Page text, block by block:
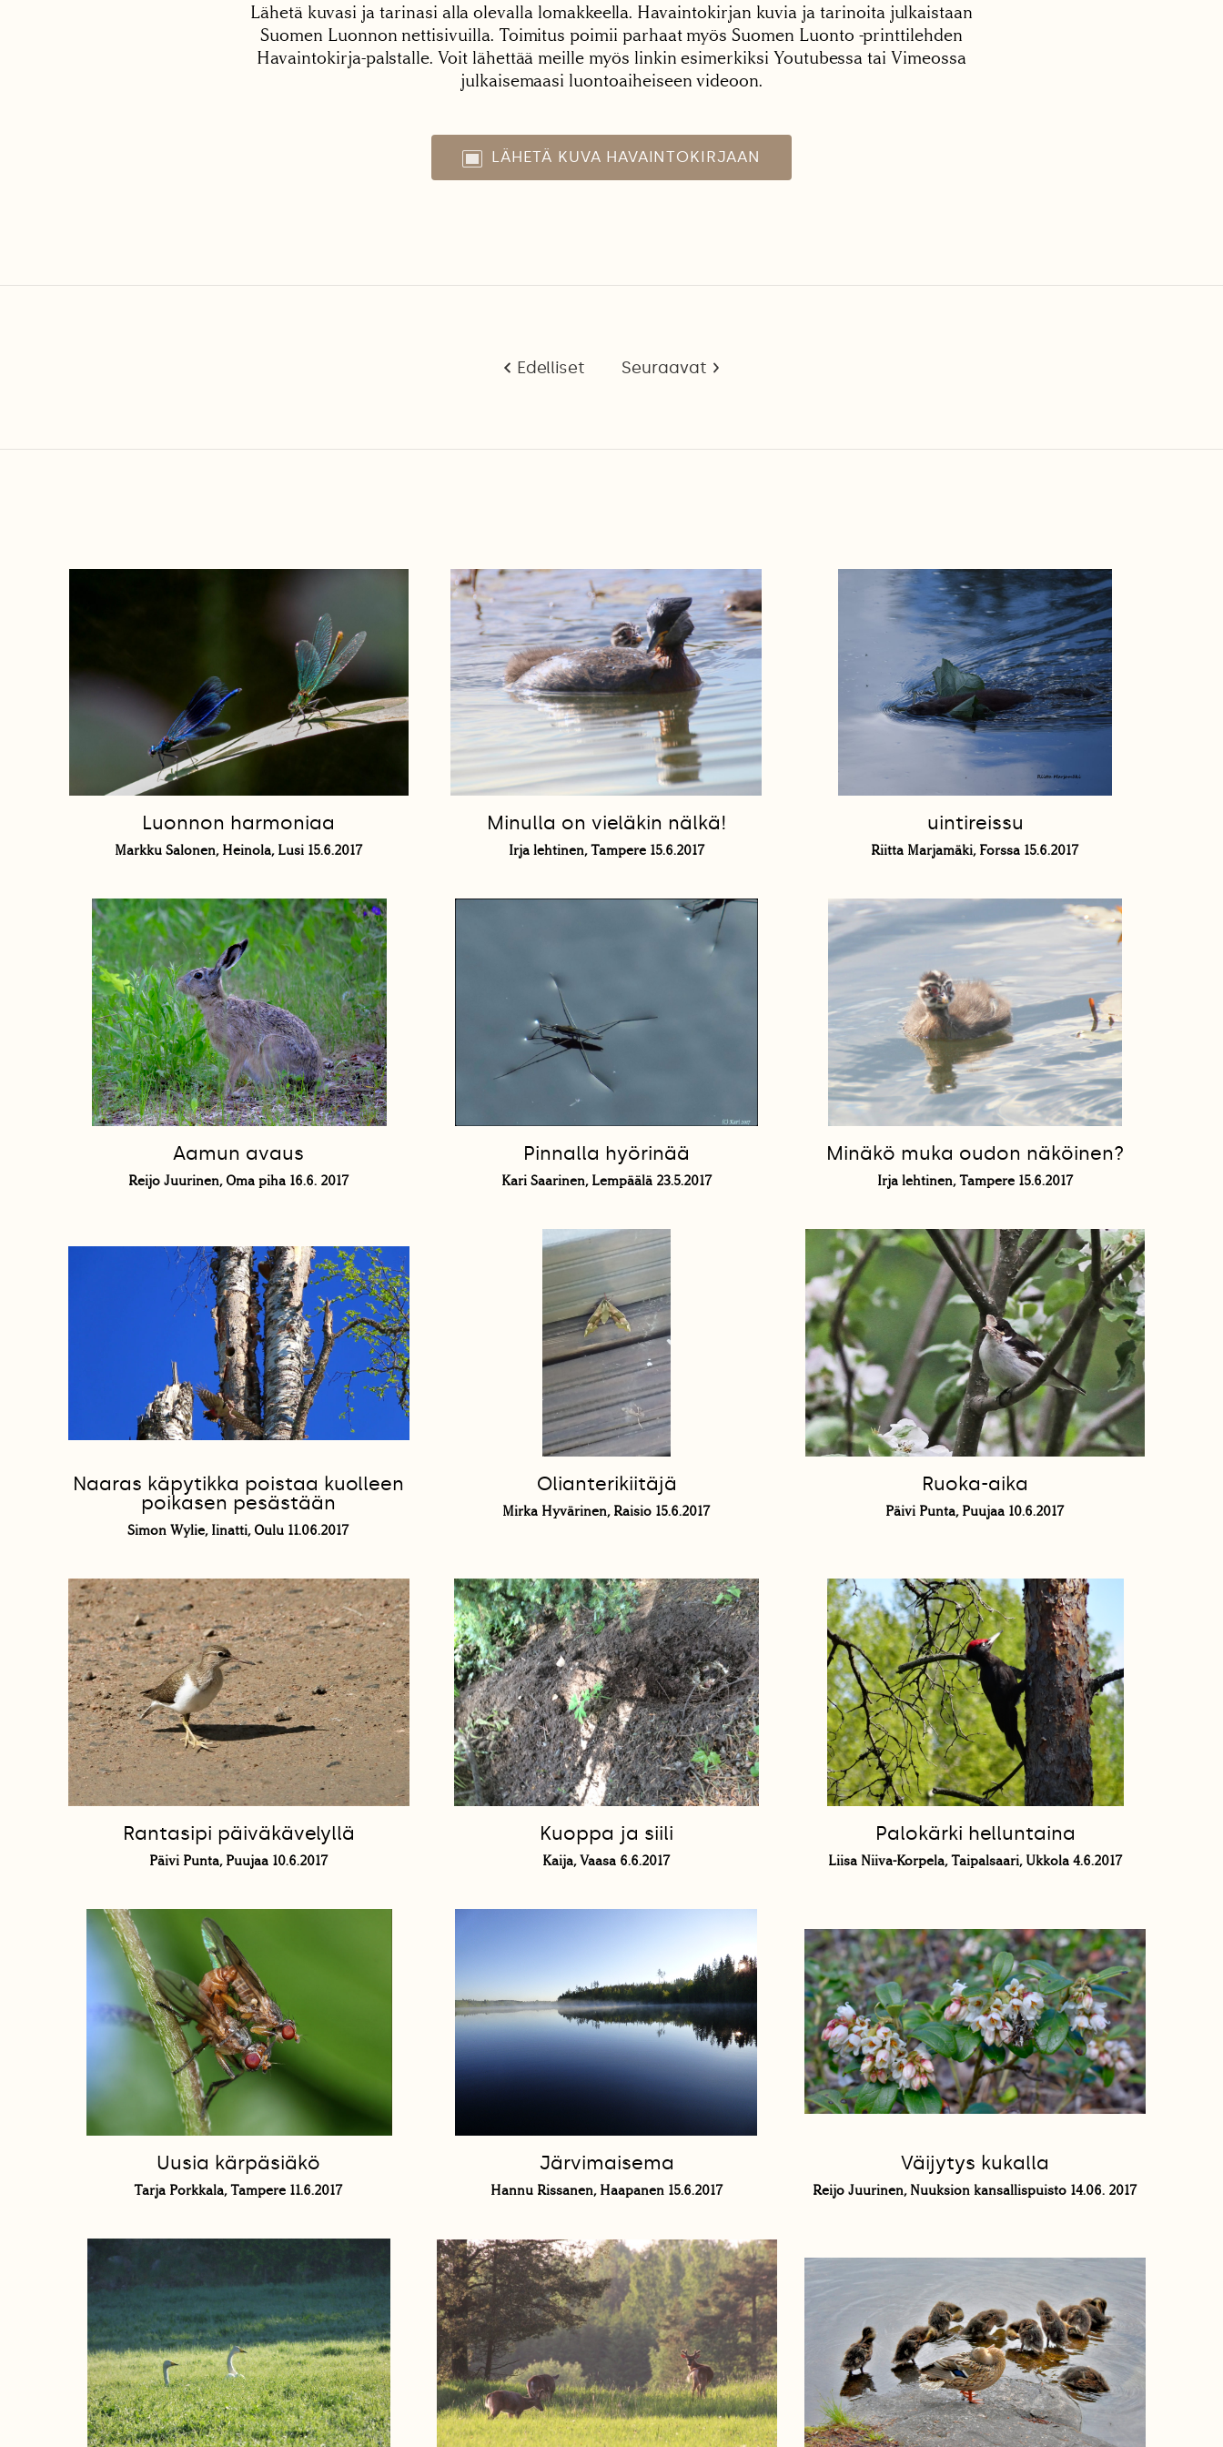
Lähetä kuvasi ja tarinasi alla olevalla lomakkeella. Havaintokirjan kuvia ja tarinoita julkaistaan
Suomen Luonnon nettisivuilla. Toimitus poimii parhaat myös Suomen Luonto -printtilehden
Havaintokirja-palstalle. Voit lähettää meille myös linkin esimerkiksi Youtubessa tai Vimeossa
julkaisemaasi luontoaiheiseen videoon.
LÄHETÄ KUVA HAVAINTOKIRJAAN
Edelliset Seuraavat
Luonnon harmoniaa
Markku Salonen, Heinola, Lusi 15.6.2017
Minulla on vieläkin nälkä!
Irja lehtinen, Tampere 15.6.2017
uintireissu
Riitta Marjamäki, Forssa 15.6.2017
Aamun avaus
Reijo Juurinen, Oma piha 16.6. 2017
Pinnalla hyörinää
Kari Saarinen, Lempäälä 23.5.2017
Minäkö muka oudon näköinen?
Irja lehtinen, Tampere 15.6.2017
Naaras käpytikka poistaa kuolleen
poikasen pesästään
Simon Wylie, Iinatti, Oulu 11.06.2017
Olianterikiitäjä
Mirka Hyvärinen, Raisio 15.6.2017
Ruoka-aika
Päivi Punta, Puujaa 10.6.2017
Rantasipi päiväkävelyllä
Päivi Punta, Puujaa 10.6.2017
Kuoppa ja siili
Kaija, Vaasa 6.6.2017
Palokärki helluntaina
Liisa Niiva-Korpela, Taipalsaari, Ukkola 4.6.2017
Uusia kärpäsiäkö
Tarja Porkkala, Tampere 11.6.2017
Järvimaisema
Hannu Rissanen, Haapanen 15.6.2017
Väijytys kukalla
Reijo Juurinen, Nuuksion kansallispuisto 14.06. 2017